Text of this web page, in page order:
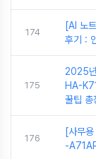
174
[AI 노
후기 :
175
2025
HA-
꿀팁 총
176
[사무
-